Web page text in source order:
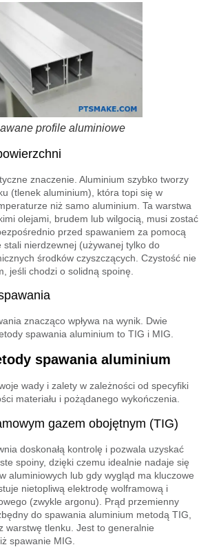
profile aluminiowe
znaczenie. Aluminium szybko tworzy
(tlenek aluminium), która topi się w
niż samo aluminium. Ta warstwa
olejami, brudem lub wilgocią, musi zostać
przed spawaniem za pomocą
stali nierdzewnej (używanej tylko do
środków czyszczących. Czystość nie
jeśli chodzi o solidną spoinę.
znacząco wpływa na wynik. Dwie
spawania aluminium to TIG i MIG.
spawania aluminium
wady i zalety w zależności od specyfiki
materiału i pożądanego wykończenia.
gazem obojętnym (TIG)
doskonałą kontrolę i pozwala uzyskać
spoiny, dzięki czemu idealnie nadaje się
aluminiowych lub gdy wygląd ma kluczowe
nietopliwą elektrodę wolframową i
(zwykle argonu). Prąd przemienny
do spawania aluminium metodą TIG,
warstwę tlenku. Jest to generalnie
spawanie MIG.